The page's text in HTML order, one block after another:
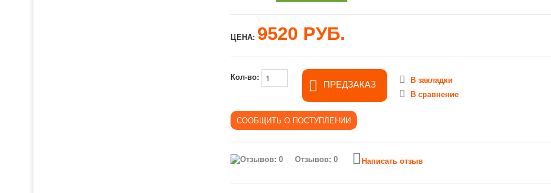
ЦЕНА: 9520 РУБ.
Кол-во:
ПРЕДЗАКАЗ
В закладки
В сравнение
Отзывов: 0 Написать отзыв